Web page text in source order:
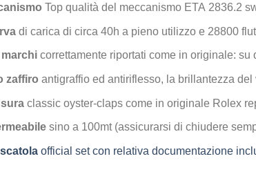
Top qualità del meccanismo ETA 2836.2
di carica di circa 40h a pieno utilizzo e 28800
correttamente riportati come in originale:
zaffiro antigraffio ed antiriflesso, la brillantezza
classic oyster-claps come in originale Rolex
sino a 100mt (assicurarsi di chiudere
official set con relativa documentazione